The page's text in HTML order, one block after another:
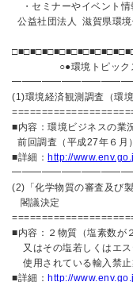
・セミナーやイベント
公益社団法人 滋賀
○●環境トピックス
(1)環境経済観測調査（環
■内容：環境ビジネスの業
前回調査（平成27年６月
■詳細： http://
(2)「化学物質の審査及び
閣議決定
■内容：２物質（塩素数が
又はその塩若しくはエス
使用されている輸入禁止
■詳細： http://